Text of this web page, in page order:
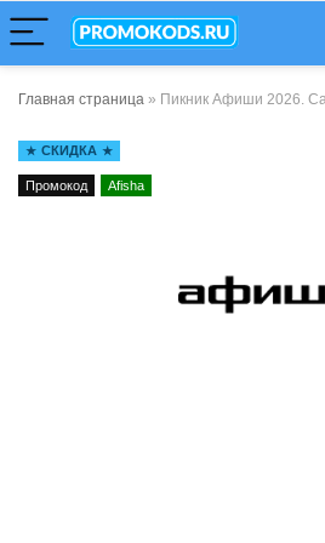
Главная страница » Пикник Афиши 2026.
СКИДКА
Промокод Afisha